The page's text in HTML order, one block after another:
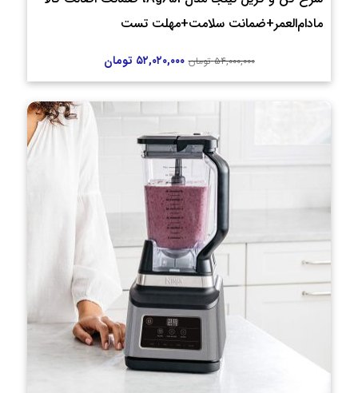
مادام‌العمر+ضمانت سلامت+مهلت تست
۵۴,۰۰۰,۰۰۰ تومان ۵۲,۰۲۰,۰۰۰ تومان